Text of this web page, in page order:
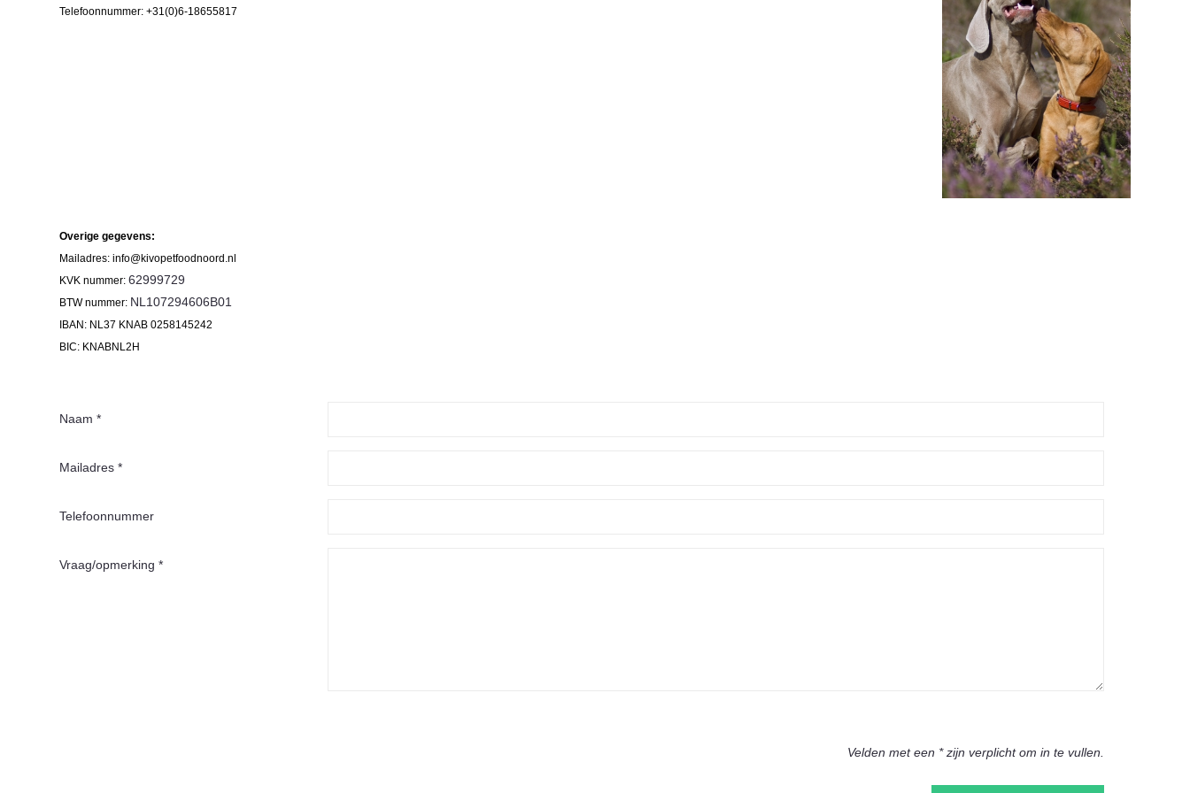
Telefoonnummer: +31(0)6-18655817
Overige gegevens:
Mailadres: info@kivopetfoodnoord.nl
KVK nummer: 62999729
BTW nummer: NL107294606B01
IBAN: NL37 KNAB 0258145242
BIC: KNABNL2H
Naam *
Mailadres *
Telefoonnummer
Vraag/opmerking *
Velden met een * zijn verplicht om in te vullen.